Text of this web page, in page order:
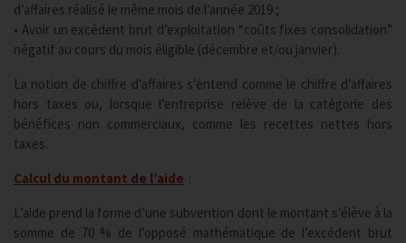
d’affaires réalisé le même mois de l’année 2019 ;
• Avoir un excédent brut d’exploitation “coûts fixes consolidation”
négatif au cours du mois éligible (décembre et/ou janvier).
La notion de chiffre d’affaires s’entend comme le chiffre d’affaires
hors taxes ou, lorsque l’entreprise relève de la catégorie des
bénéfices non commerciaux, comme les recettes nettes hors
taxes.
Calcul du montant de l’aide :
L’aide prend la forme d’une subvention dont le montant s’élève à la
somme de 70 % de l’opposé mathématique de l’excédent brut